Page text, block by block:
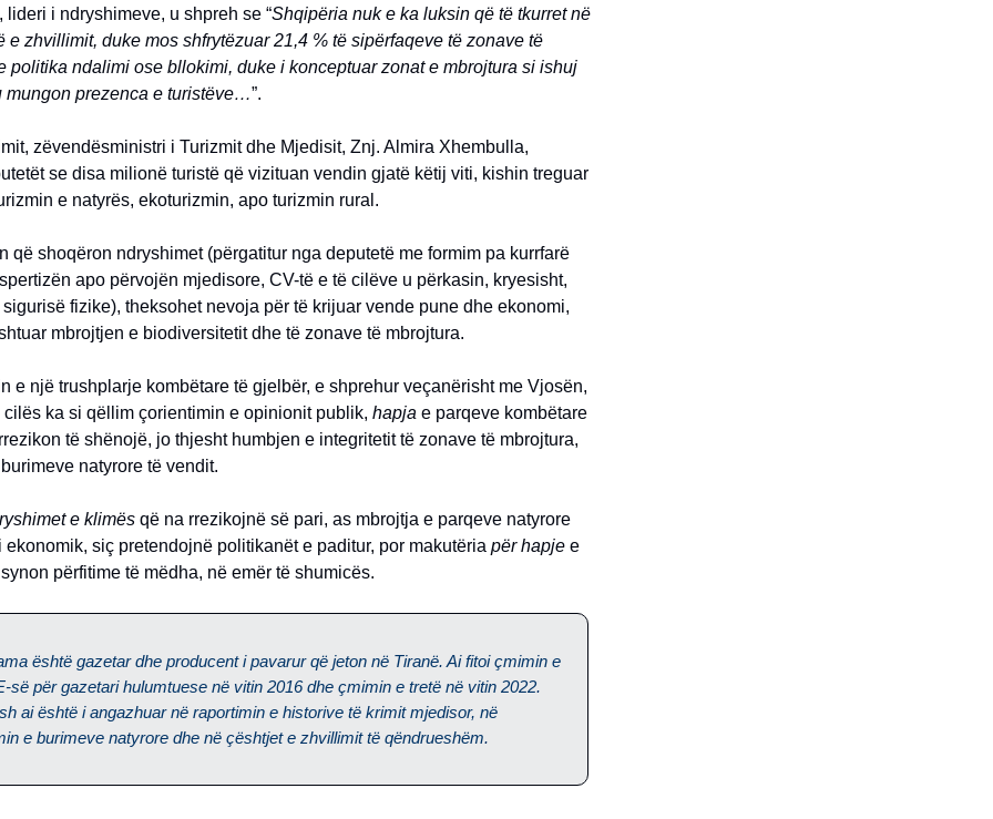
lideri i ndryshimeve, u shpreh se “Shqipëria nuk e ka luksin që të tkurret në
e zhvillimit, duke mos shfrytëzuar 21,4 % të sipërfaqeve të zonave të
politika ndalimi ose bllokimi, duke i konceptuar zonat e mbrojtura si ishuj
mungon prezenca e turistëve…”.
zëvendësministri i Turizmit dhe Mjedisit, Znj. Almira Xhembulla,
se disa milionë turistë që vizituan vendin gjatë këtij viti, kishin treguar
e natyrës, ekoturizmin, apo turizmin rural.
që shoqëron ndryshimet (përgatitur nga deputetë me formim pa kurrfarë
apo përvojën mjedisore, CV-të e të cilëve u përkasin, kryesisht,
fizike), theksohet nevoja për të krijuar vende pune dhe ekonomi,
mbrojtjen e biodiversitetit dhe të zonave të mbrojtura.
e një trushplarje kombëtare të gjelbër, e shprehur veçanërisht me Vjosën,
cilës ka si qëllim çorientimin e opinionit publik, hapja e parqeve kombëtare
të shënojë, jo thjesht humbjen e integritetit të zonave të mbrojtura,
natyrore të vendit.
e klimës që na rrezikojnë së pari, as mbrojtja e parqeve natyrore
ekonomik, siç pretendojnë politikanët e paditur, por makutëria për hapje e
përfitime të mëdha, në emër të shumicës.
është gazetar dhe producent i pavarur që jeton në Tiranë. Ai fitoi çmimin e
së për gazetari hulumtuese në vitin 2016 dhe çmimin e tretë në vitin 2022.
ai është i angazhuar në raportimin e historive të krimit mjedisor, në
e burimeve natyrore dhe në çështjet e zhvillimit të qëndrueshëm.